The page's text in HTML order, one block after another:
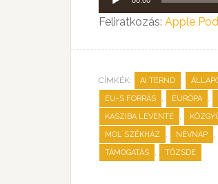
lejátszó
Feliratkozás: Apple
CÍMKÉK: AI TERND ,
EU-S FORRÁS , EURÓPA ,
KASZIBA LEVENTE ,
MOL SZÉKHÁZ , NÉVNAP ,
TÁMOGATÁS , TŐZSDE